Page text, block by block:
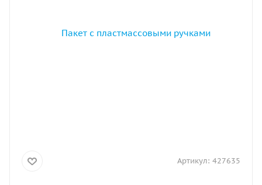
Артикул: 427635